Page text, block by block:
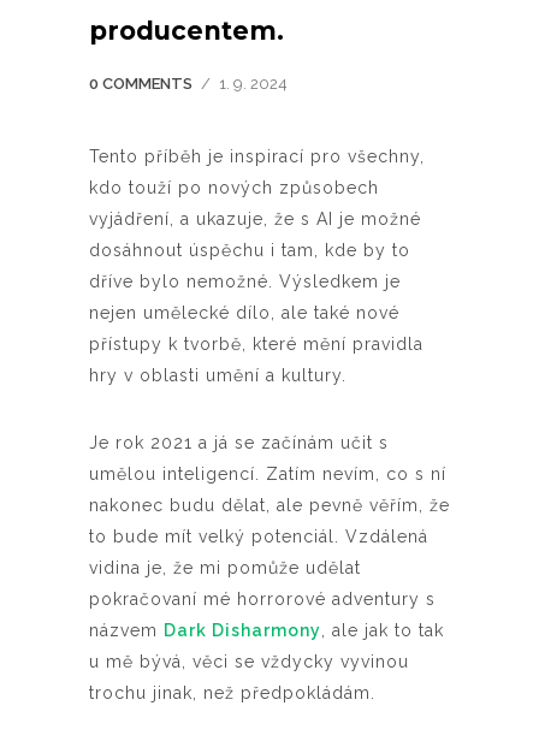
producentem.
0 COMMENTS / 1. 9. 2024
Tento příběh je inspirací pro všechny,
kdo touží po nových způsobech
vyjádření, a ukazuje, že s AI je možné
dosáhnout úspěchu i tam, kde by to
dříve bylo nemožné. Výsledkem je
nejen umělecké dílo, ale také nové
přístupy k tvorbě, které mění pravidla
hry v oblasti umění a kultury.
Je rok 2021 a já se začínám učit s
umělou inteligencí. Zatím nevím, co s ní
nakonec budu dělat, ale pevně věřím, že
to bude mít velký potenciál. Vzdálená
vidina je, že mi pomůže udělat
pokračovaní mé horrorové adventury s
názvem Dark Disharmony , ale jak to tak
u mě bývá, věci se vždycky vyvinou
trochu jinak, než předpokládám.